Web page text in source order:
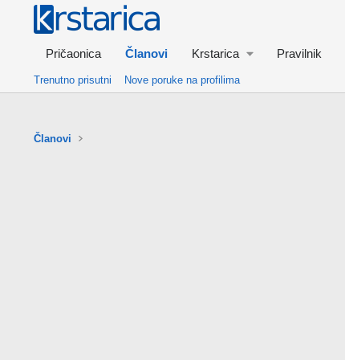
Pričaonica Članovi Krstarica Pravilnik
Trenutno prisutni Nove poruke na profilima
Članovi